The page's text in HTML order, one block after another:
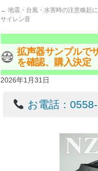
← 地震・台風・水害時の注意喚起
サイレン音
拡声器サンプルで
を確認、購入決定
2026年1月31日
お電話：